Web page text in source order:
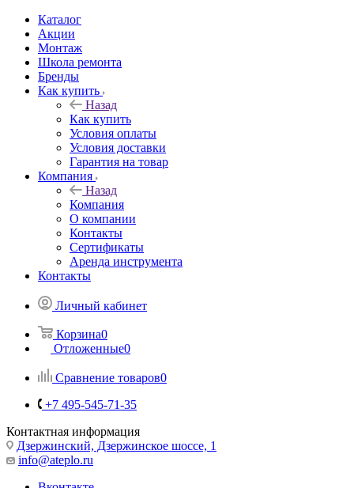
Каталог
Акции
Монтаж
Школа ремонта
Бренды
Как купить
Назад
Как купить
Условия оплаты
Условия доставки
Гарантия на товар
Компания
Назад
Компания
О компании
Контакты
Сертификаты
Аренда инструмента
Контакты
Личный кабинет
Корзина0
Отложенные0
Сравнение товаров0
+7 495-545-71-35
Контактная информация
Дзержинский, Дзержинское шоссе, 1
info@ateplo.ru